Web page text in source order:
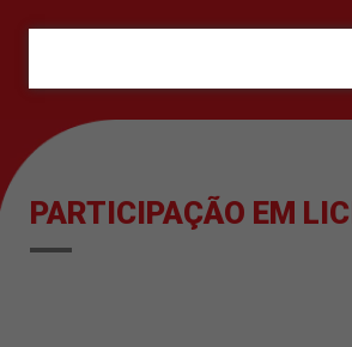
PARTICIPAÇÃO EM